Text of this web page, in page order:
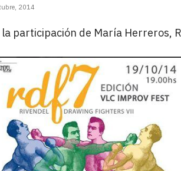
2014
la participación de María Herreros,